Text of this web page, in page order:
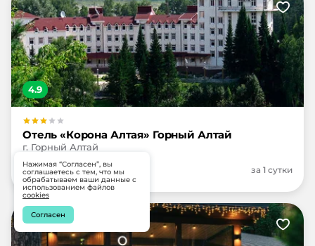
4.9
Отель «Корона Алтая» Горный Алтай
г. Горный Алтай
от5 800₽ за 1 сутки
Нажимая “Согласен”, вы
соглашаетесь с тем, что мы
обрабатываем ваши данные с
использованием файлов
cookies
Согласен